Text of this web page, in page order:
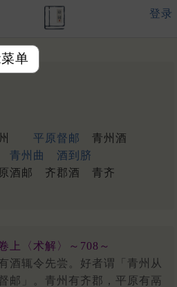
单
登录
平原督邮
青州酒
青州曲
酒到脐
酒邮 齐郡酒
青齐
上〈术解〉～708～
酒辄令先尝。好者谓「青州从
邮」。青州有齐郡，平原有鬲